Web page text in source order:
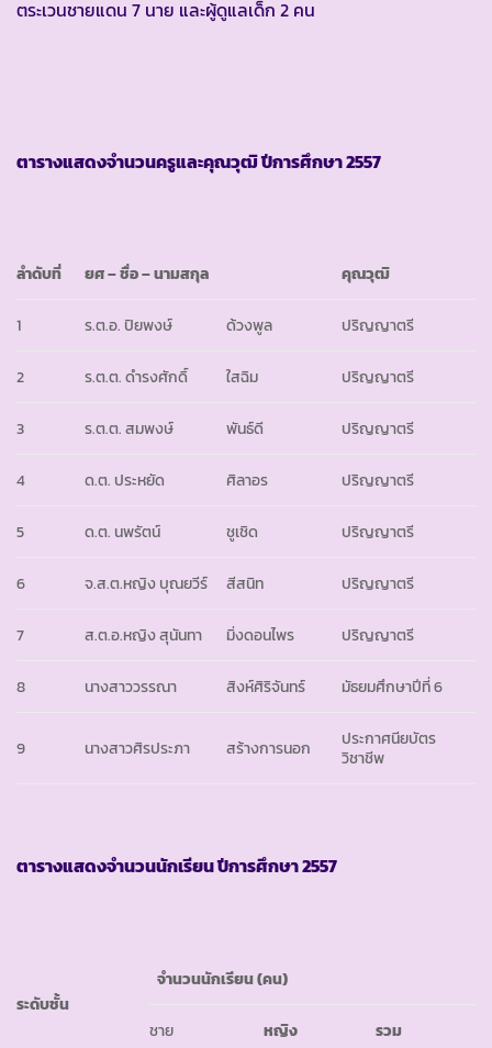
ตระเวนชายแดน 7 นาย และผู้ดูแลเด็ก 2 คน
ตารางแสดงจำนวนครูและคุณวุฒิ ปีการศึกษา2557
ลำดับที่ ยศ– ชื่อ – นามสกุล คุณวุฒิ
1 ร.ต.อ. ปิยพงษ์ ด้วงพูล ปริญญาตรี
2 ร.ต.ต. ดำรงศักดิ์ ใสฉิม ปริญญาตรี
3 ร.ต.ต. สมพงษ์ พันธ์ดี ปริญญาตรี
4 ด.ต. ประหยัด ศิลาอร ปริญญาตรี
5 ด.ต. นพรัตน์ ชูเชิด ปริญญาตรี
6 จ.ส.ต.หญิง บุณยวีร์ สีสนิท ปริญญาตรี
7 ส.ต.อ.หญิง สุนันทา มิ่งดอนไพร ปริญญาตรี
8 นางสาววรรณา สิงห์ศิริจันทร์ มัธยมศึกษาปีที่ 6
9 นางสาวศิรประภา สร้างการนอก
ประกาศนียบัตร
วิชาชีพ
ตารางแสดงจำนวนนักเรียน ปีการศึกษา2557
ระดับชั้น
จำนวนนักเรียน(คน)
ชาย หญิง รวม